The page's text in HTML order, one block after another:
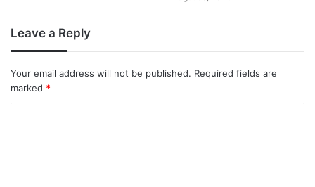
Leave a Reply
Your email address will not be published. Required fields are
marked *